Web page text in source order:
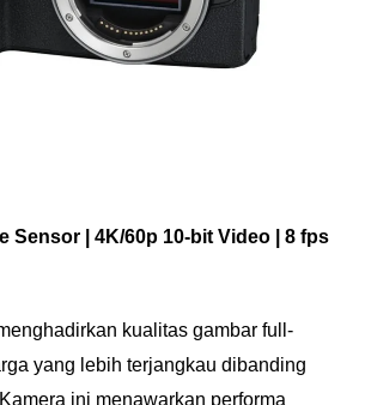
Sensor | 4K/60p 10-bit Video | 8 fps
kualitas gambar full-
yang lebih terjangkau dibanding
ini menawarkan performa